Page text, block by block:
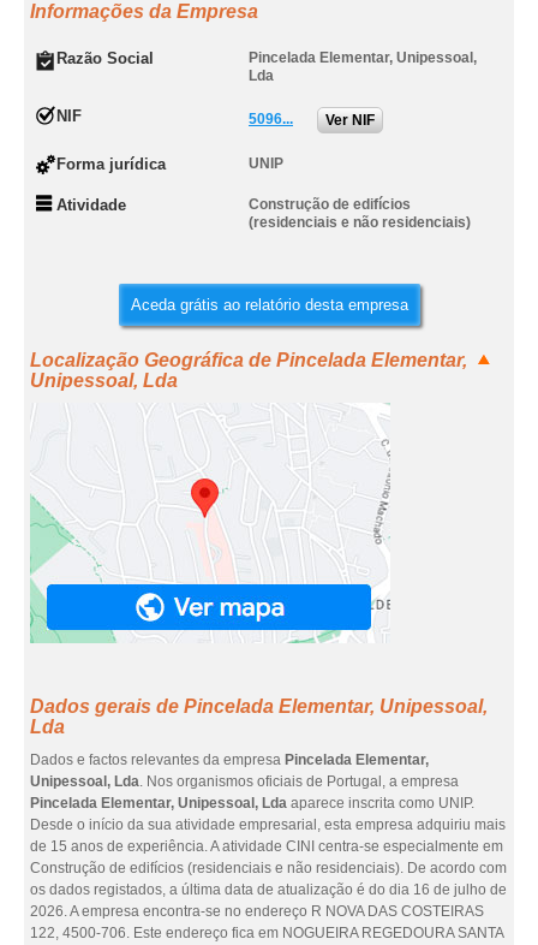
Informações da Empresa
Razão Social
Pincelada Elementar, Unipessoal,
Lda
NIF 5096... Ver NIF
Forma jurídica UNIP
Atividade
Construção de edifícios
(residenciais e não residenciais)
Aceda grátis ao relatório desta empresa
Localização Geográfica de Pincelada Elementar,
Unipessoal, Lda
Dados gerais de Pincelada Elementar, Unipessoal,
Lda
Dados e factos relevantes da empresa Pincelada Elementar,
Unipessoal, Lda. Nos organismos oficiais de Portugal, a empresa
Pincelada Elementar, Unipessoal, Lda aparece inscrita como UNIP.
Desde o início da sua atividade empresarial, esta empresa adquiriu mais
de 15 anos de experiência. A atividade CINI centra-se especialmente em
Construção de edifícios (residenciais e não residenciais). De acordo com
os dados registados, a última data de atualização é do dia 16 de julho de
2026. A empresa encontra-se no endereço R NOVA DAS COSTEIRAS
122, 4500-706. Este endereço fica em NOGUEIRA REGEDOURA SANTA